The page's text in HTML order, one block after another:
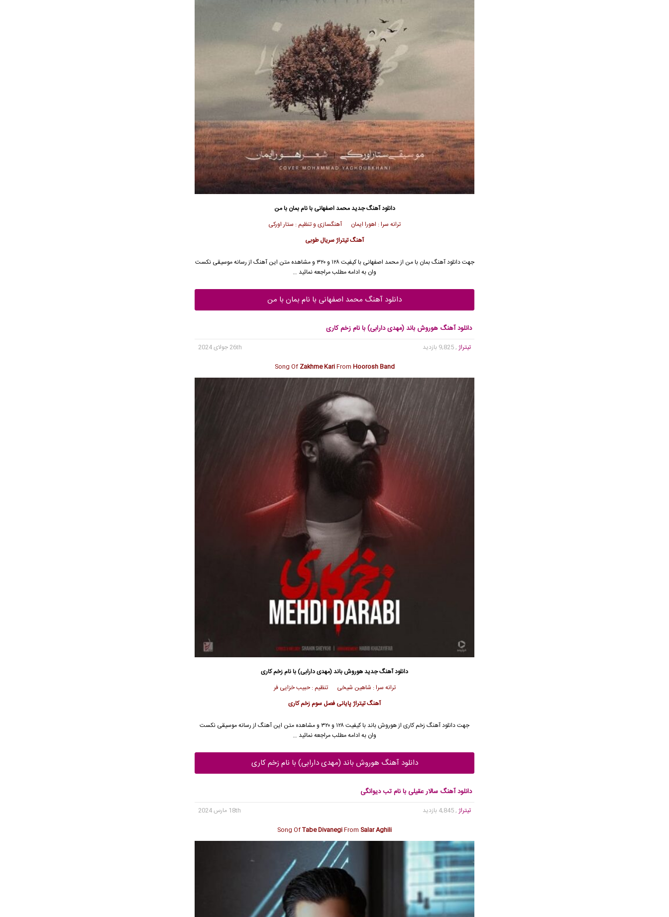
دانلود آهنگ جدیدمحمد اصفهانی با نام بمان با من
ترانه سرا : اهورا ایمان آهنگسازی و تنظیم : ستار اورکی
آهنگ تیتراژ سریال طوبی
جهت دانلود آهنگ بمان با من ازمحمد اصفهانی
با کیفیت ۱۲۸ و ۳۲۰ و مشاهده متن این آهنگ از رسانه موسیقی نکست
وان به ادامه مطلب مراجعه نمائید …
دانلود آهنگ محمد اصفهانی با نام بمان با من
دانلود آهنگ هوروش باند (مهدی دارابی) با نام زخم کاری
تیتراژ , 9,825 بازدید
26th جولای 2024
Song OfZakhme KariFrom Hoorosh Band
دانلود آهنگ جدیدهوروش باند(مهدی دارابی) با نام زخم کاری
ترانه سرا : شاهین شیخی تنظیم : حبیب خزایی فر
آهنگ تیتراژ پایانی فصل سوم زخم کاری
جهت دانلود آهنگ زخم کاری ازهوروش باند
با کیفیت ۱۲۸ و ۳۲۰ و مشاهده متن این آهنگ از رسانه موسیقی نکست
وان به ادامه مطلب مراجعه نمائید …
دانلود آهنگ هوروش باند (مهدی دارابی) با نام زخم کاری
دانلود آهنگ سالار عقیلی با نام تب دیوانگی
تیتراژ , 4,845 بازدید
18th مارس 2024
Song OfTabe DivanegiFrom Salar Aghili